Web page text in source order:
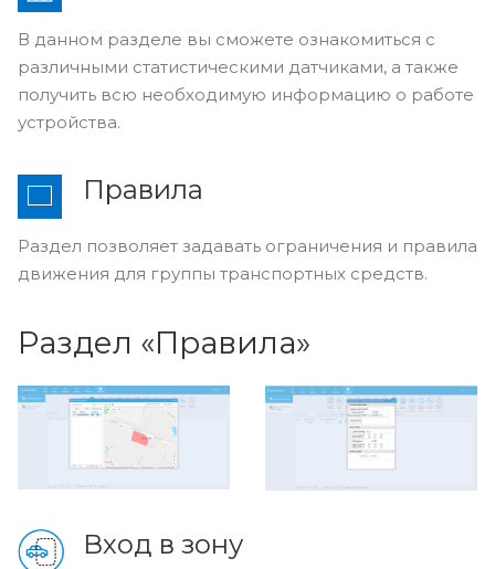
В данном разделе вы сможете ознакомиться с
различными статистическими датчиками, а также
получить всю необходимую информацию о работе
устройства.
Правила
Раздел позволяет задавать ограничения и правила
движения для группы транспортных средств.
Раздел «Правила»
Вход в зону